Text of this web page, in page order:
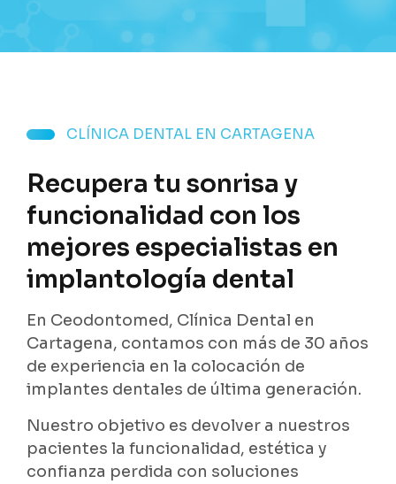
CLÍNICA DENTAL EN CARTAGENA
Recupera tu sonrisa y
funcionalidad con los
mejores especialistas en
implantología dental
En Ceodontomed, Clínica Dental en
Cartagena, contamos con más de 30 años
de experiencia en la colocación de
implantes dentales de última generación.
Nuestro objetivo es devolver a nuestros
pacientes la funcionalidad, estética y
confianza perdida con soluciones